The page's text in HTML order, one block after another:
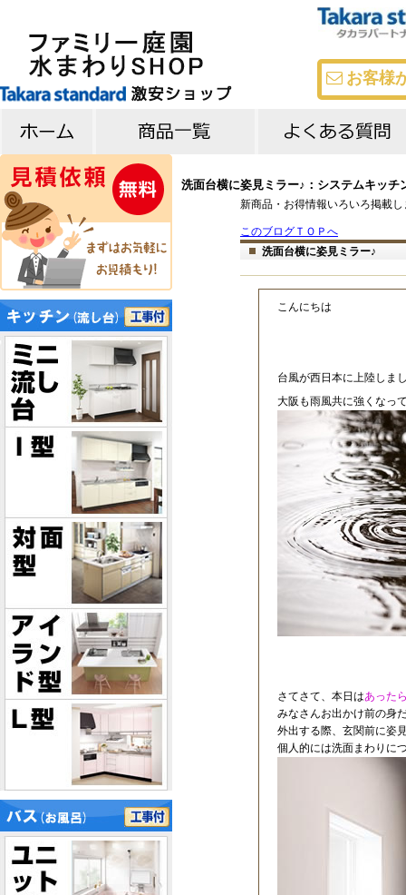
お客様
洗面台横に姿見ミラー♪：システムキッチ
キッチン
バス
洗面台 よくある質問
メーカー比較
新商品・お得情報いろいろ掲載し
このブログＴＯＰへ
洗面台横に姿見ミラー♪
こんにちは
台風が西日本に上陸しま
大阪も雨風共に強くなっ
さてさて、本日はあった
みなさんお出かけ前の身
外出する際、玄関前に姿
個人的には洗面まわりに